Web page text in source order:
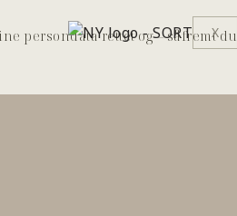
X
persondata rettet og – såfremt